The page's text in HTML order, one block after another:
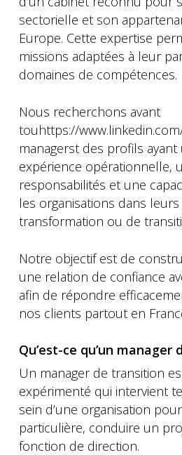
sectorielle et son
Europe. Cette expertise
missions adaptées à leur
domaines de compétences.
Nous recherchons avant
touhttps://
managerst des profils
expérience opérationnelle,
responsabilités et une
les organisations dans
transformation ou de
Notre objectif est de
une relation de confiance
afin de répondre
nos clients partout en
Qu’est-ce qu’un manager
Un manager de transition
expérimenté qui intervient
sein d’une organisation
particulière, conduire un
fonction de direction.